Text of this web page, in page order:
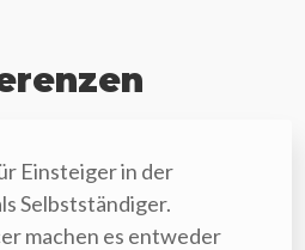
Einsteiger in der
Selbstständiger.
machen es entweder